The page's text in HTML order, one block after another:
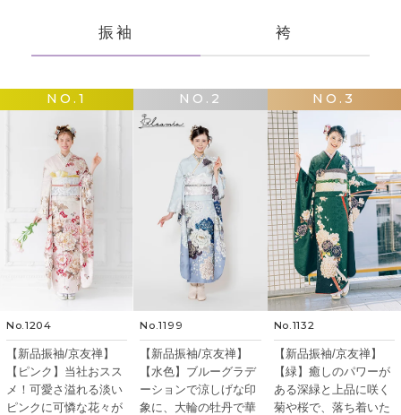
振袖 袴
NO.1
No.1204
【新品振袖/京友禅】
【ピンク】当社おスス
メ！可愛さ溢れる淡い
ピンクに可憐な花々が
NO.2
No.1199
【新品振袖/京友禅】
【水色】ブルーグラデ
ーションで涼しげな印
象に、大輪の牡丹で華
NO.3
No.1132
【新品振袖/京友禅】
【緑】癒しのパワーが
ある深緑と上品に咲く
菊や桜で、落ち着いた